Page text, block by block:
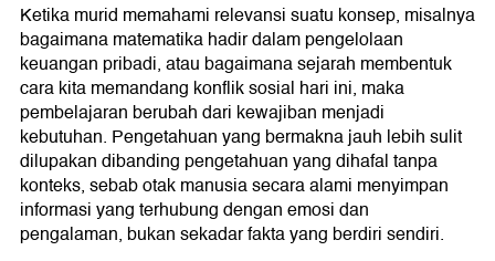
Ketika murid memahami relevansi suatu konsep, misalnya
bagaimana matematika hadir dalam pengelolaan
keuangan pribadi, atau bagaimana sejarah membentuk
cara kita memandang konflik sosial hari ini, maka
pembelajaran berubah dari kewajiban menjadi
kebutuhan. Pengetahuan yang bermakna jauh lebih sulit
dilupakan dibanding pengetahuan yang dihafal tanpa
konteks, sebab otak manusia secara alami menyimpan
informasi yang terhubung dengan emosi dan
pengalaman, bukan sekadar fakta yang berdiri sendiri.